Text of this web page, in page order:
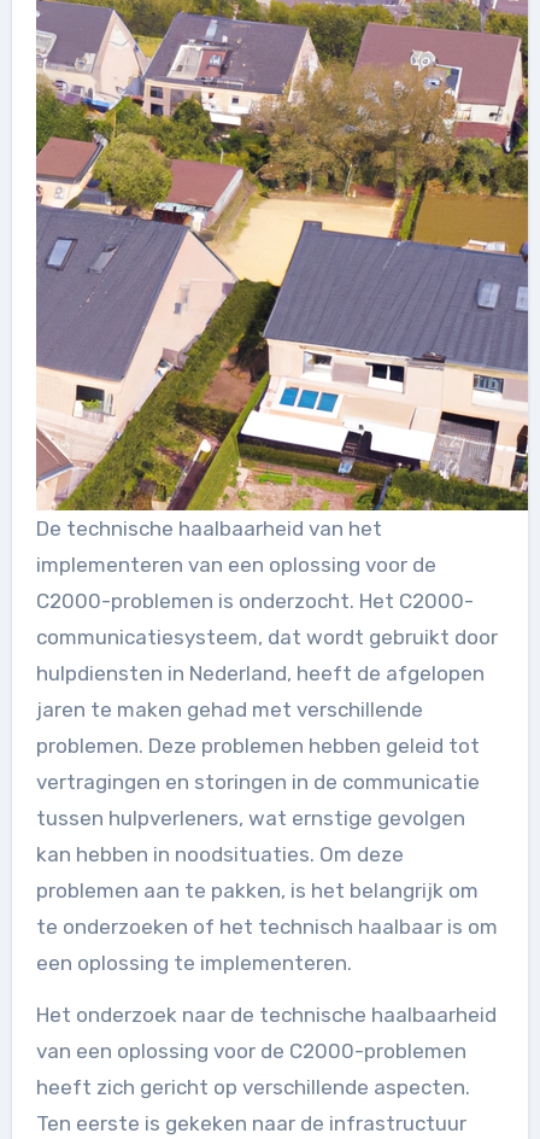
De technische haalbaarheid van het
implementeren van een oplossing voor de
C2000-problemen is onderzocht. Het C2000-
communicatiesysteem, dat wordt gebruikt door
hulpdiensten in Nederland, heeft de afgelopen
jaren te maken gehad met verschillende
problemen. Deze problemen hebben geleid tot
vertragingen en storingen in de communicatie
tussen hulpverleners, wat ernstige gevolgen
kan hebben in noodsituaties. Om deze
problemen aan te pakken, is het belangrijk om
te onderzoeken of het technisch haalbaar is om
een oplossing te implementeren.
Het onderzoek naar de technische haalbaarheid
van een oplossing voor de C2000-problemen
heeft zich gericht op verschillende aspecten.
Ten eerste is gekeken naar de infrastructuur